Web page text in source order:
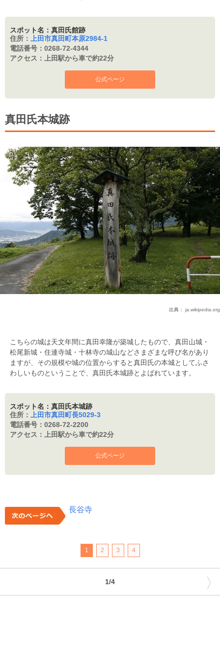
スポット名：真田氏館跡
住所： 上田市真田町本原2984-1
電話番号： 0268-72-4344
アクセス： 上田駅から車で約22分
公式ページ
真田氏本城跡
出典： ja.wikipedia.org
こちらの城は天文年間に真田幸隆が築城したもので、真田山城・
松尾新城・住連寺城・十林寺の城山などさまざまな呼び名があり
ますが、その規模や城の位置からすると真田氏の本城としてふさ
わしいものということで、真田氏本城跡とよばれています。
スポット名：真田氏本城跡
住所：
上田市真田町長5029-3
電話番号： 0268-72-2200
アクセス：
上田駅から車で約22分
公式ページ
長谷寺
1 2 3 4
1/4 〉